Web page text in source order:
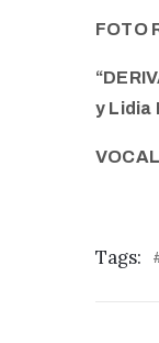
FOTO
y Lidia
Tags: